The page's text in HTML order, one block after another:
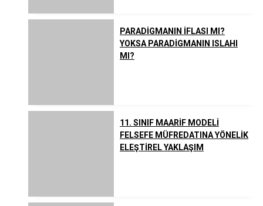
PARADİGMANIN İFLASI MI?
YOKSA PARADİGMANIN ISLAHI
MI?
11. SINIF MAARİF MODELİ
FELSEFE MÜFREDATINA YÖNELİK
ELEŞTİREL YAKLAŞIM